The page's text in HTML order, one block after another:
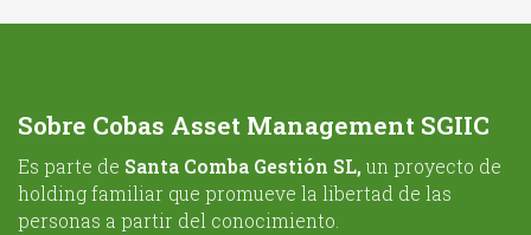
Sobre Cobas Asset Management SGIIC
Es parte de Santa Comba Gestión SL, un proyecto de
holding familiar que promueve la libertad de las
personas a partir del conocimiento.